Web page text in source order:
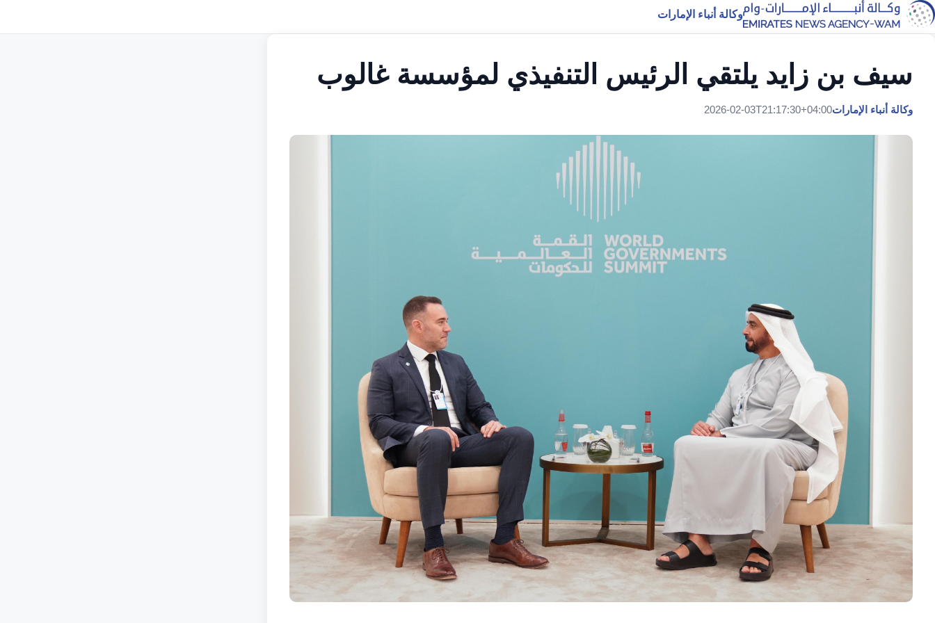
وكالة أنباء الإمارات
سيف بن زايد يلتقي الرئيس التنفيذي لمؤسسة غالوب
وكالة أنباء الإمارات2026-02-03T21:17:30+04:00